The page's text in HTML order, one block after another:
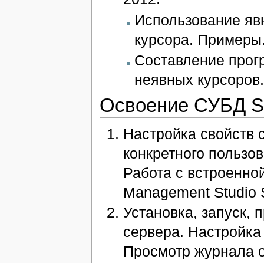
Использование
курсора.
Составление
неявных курсоров.
Освоение СУБД
Настройка
конкретного
Работа с
Management Studio
Установка, запуск,
сервера.
Просмотр журнала